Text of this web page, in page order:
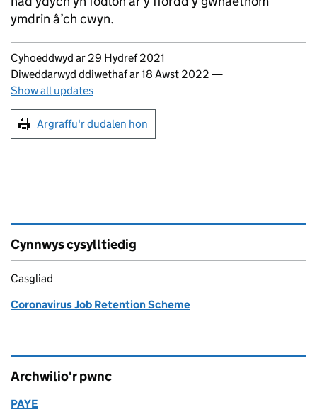
ymdrin â’ch cwyn.
Updates to this page
Cyhoeddwyd ar 29 Hydref 2021
Diweddarwyd ddiwethaf ar 18 Awst 2022 —
Show all updates
Argraffu'r dudalen hon
Argraffu'r dudalen hon
Cynnwys cysylltiedig
Casgliad
Coronavirus Job Retention Scheme
Archwilio'r pwnc
PAYE